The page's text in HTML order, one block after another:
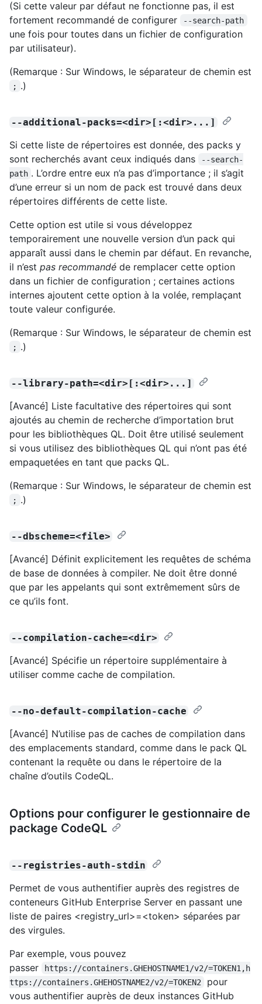
(Si cette valeur par défaut ne fonctionne pas, il est
fortement recommandé de configurer
--search-path
une fois pour toutes dans un fichier de configuration
par utilisateur).
(Remarque : Sur Windows, le séparateur de chemin est
; .)
--additional-packs=<dir>[:<dir>...]
Si cette liste de répertoires est donnée, des packs y
sont recherchés avant ceux indiqués dans
--search-
path . L’ordre entre eux n’a pas d’importance ; il s’agit
d’une erreur si un nom de pack est trouvé dans deux
répertoires différents de cette liste.
Cette option est utile si vous développez
temporairement une nouvelle version d’un pack qui
apparaît aussi dans le chemin par défaut. En revanche,
il n’est pas recommandé de remplacer cette option
dans un fichier de configuration ; certaines actions
internes ajoutent cette option à la volée, remplaçant
toute valeur configurée.
(Remarque : Sur Windows, le séparateur de chemin est
; .)
--library-path=<dir>[:<dir>...]
[Avancé] Liste facultative des répertoires qui sont
ajoutés au chemin de recherche d’importation brut
pour les bibliothèques QL. Doit être utilisé seulement
si vous utilisez des bibliothèques QL qui n’ont pas été
empaquetées en tant que packs QL.
(Remarque : Sur Windows, le séparateur de chemin est
; .)
--dbscheme=<file>
[Avancé] Définit explicitement les requêtes de schéma
de base de données à compiler. Ne doit être donné
que par les appelants qui sont extrêmement sûrs de
ce qu’ils font.
--compilation-cache=<dir>
[Avancé] Spécifie un répertoire supplémentaire à
utiliser comme cache de compilation.
--no-default-compilation-cache
[Avancé] N’utilise pas de caches de compilation dans
des emplacements standard, comme dans le pack QL
contenant la requête ou dans le répertoire de la
chaîne d’outils CodeQL.
Options pour configurer le gestionnaire de
package CodeQL
--registries-auth-stdin
Permet de vous authentifier auprès des registres de
conteneurs GitHub Enterprise Server en passant une
liste de paires <registry_url>=<token> séparées par
des virgules.
Par exemple, vous pouvez
passer
https://containers.GHEHOSTNAME1/v2/=TOKEN1,h
ttps://containers.GHEHOSTNAME2/v2/=TOKEN2
pour
vous authentifier auprès de deux instances GitHub